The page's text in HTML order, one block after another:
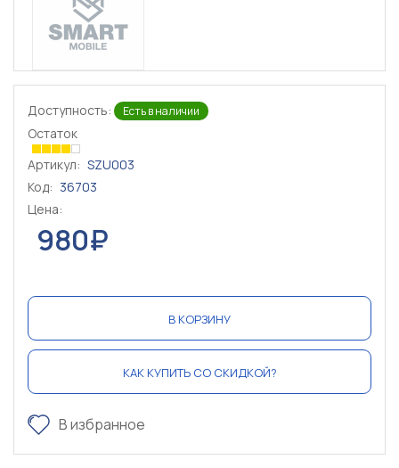
Доступность: Есть в наличии
Остаток
Артикул: SZU003
Код: 36703
Цена:
980₽
В КОРЗИНУ
КАК КУПИТЬ СО СКИДКОЙ?
В избранное